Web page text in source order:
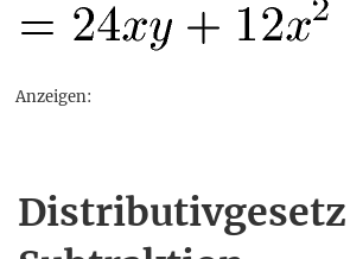
Anzeigen:
Distributivgesetz